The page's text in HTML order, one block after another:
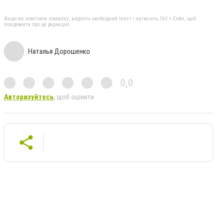
Якщо ви помітили помилку, виділіть необхідний текст і натисніть Ctrl + Enter, щоб
повідомити про це редакцію
Наталья Дорошенко
0,0
Авторизуйтесь, щоб оцінити